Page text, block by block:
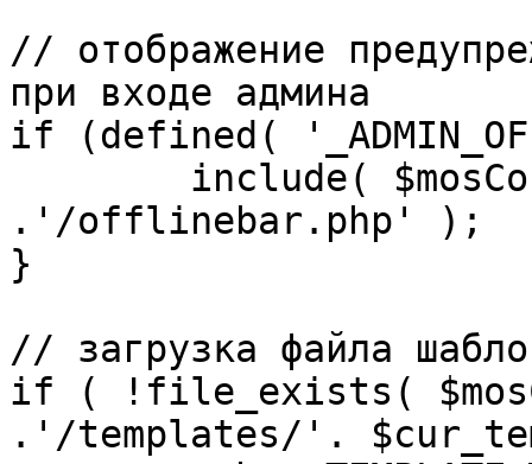
// отображение
при входе админа
if (defined(
.'/offlinebar.php' );
}
// загрузка файла
if ( !file_exists(
.'/templates/'.